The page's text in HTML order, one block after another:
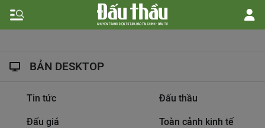
BẢN DESKTOP
Tin tức Đấu thầu
Đấu giá Toàn cảnh kinh tế